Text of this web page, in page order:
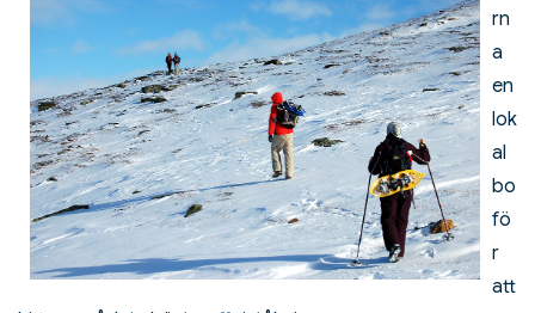
rn
a
en
lok
al
bo
fö
r
att